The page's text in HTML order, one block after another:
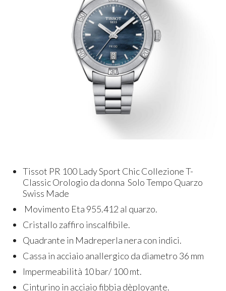
Tissot PR 100 Lady Sport Chic Collezione T-
Classic Orologio da donna Solo Tempo Quarzo
Swiss Made
Movimento Eta 955.412 al quarzo.
Cristallo zaffiro inscalfibile.
Quadrante in Madreperla nera con indici.
Cassa in acciaio anallergico da diametro 36 mm
Impermeabilità 10 bar/ 100 mt.
Cinturino in acciaio fibbia dèployante.